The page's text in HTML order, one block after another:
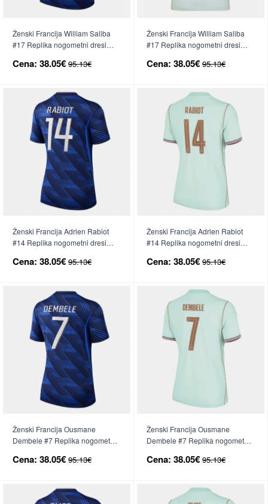
Ženski Francija William Saliba
#17 Replika nogometni dresi
Cena: 38.05€ 95.13€
Ženski Francija William Saliba
#17 Replika nogometni dresi
Cena: 38.05€ 95.13€
Ženski Francija Adrien Rabiot
#14 Replika nogometni dresi
Cena: 38.05€ 95.13€
Ženski Francija Adrien Rabiot
#14 Replika nogometni dresi
Cena: 38.05€ 95.13€
Ženski Francija Ousmane
Dembele #7 Replika nogometni
Rokav
Cena: 38.05€ 95.13€
Ženski Francija Ousmane
Dembele #7 Replika nogometni
Rokav
Cena: 38.05€ 95.13€